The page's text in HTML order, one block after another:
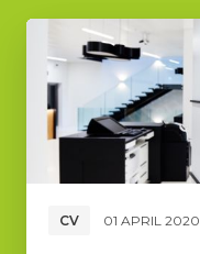
CV 01 APRIL 2020